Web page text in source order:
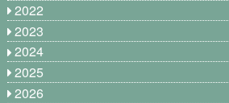
2022
2023
2024
2025
2026